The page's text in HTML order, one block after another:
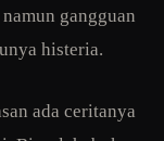
gangguan
histeria.
ada ceritanya